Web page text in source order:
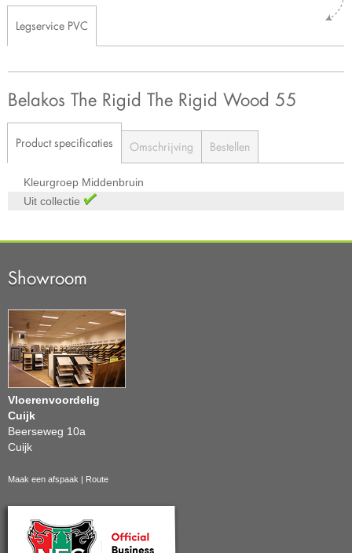
Legservice PVC
Belakos The Rigid The Rigid Wood 55
Product specificaties Omschrijving Bestellen
Kleurgroep Middenbruin
Uit collectie
Showroom
Vloerenvoordelig
Cuijk
Beerseweg 10a
Cuijk
Maak een afspaak Route